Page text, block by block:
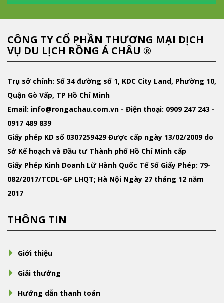
CÔNG TY CỔ PHẦN THƯƠNG MẠI DỊCH
VỤ DU LỊCH RỒNG Á CHÂU ®
Trụ sở chính: Số 34 đường số 1, KDC City Land, Phường 10,
Quận Gò Vấp, TP Hồ Chí Minh
Email: info@rongachau.com.vn - Điện thoại: 0909 247 243 -
0917 489 839
Giấy phép KD số 0307259429 Được cấp ngày 13/02/2009 do
Sở Kế hoạch và Đầu tư Thành phố Hồ Chí Minh cấp
Giấy Phép Kinh Doanh Lữ Hành Quốc TếSố Giấy Phép: 79-
082/2017/TCDL-GP LHQT; Hà Nội Ngày 27 tháng 12 năm
2017
THÔNG TIN
Giới thiệu
Giải thưởng
Hướng dẫn thanh toán